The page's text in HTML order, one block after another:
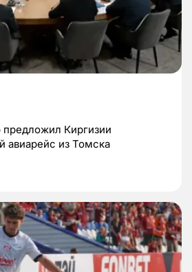
Киргизии
авиарейс из Томска